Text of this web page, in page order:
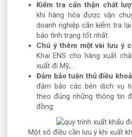
Kiểm tra cẩn thận chất
khi hàng hóa được vận
doanh nghiệp cần kiểm tra
bảo tình trạng tốt nhất.
Chú ý thêm một vài lưu ý
Khai ENS cho hàng xuất
xuất đi Mỹ,...
Đảm bảo tuân thủ điều
đảm bảo các bên dịch vụ
theo đúng những thông tin
đồng.
Một số điều cần lưu ý khi xuất